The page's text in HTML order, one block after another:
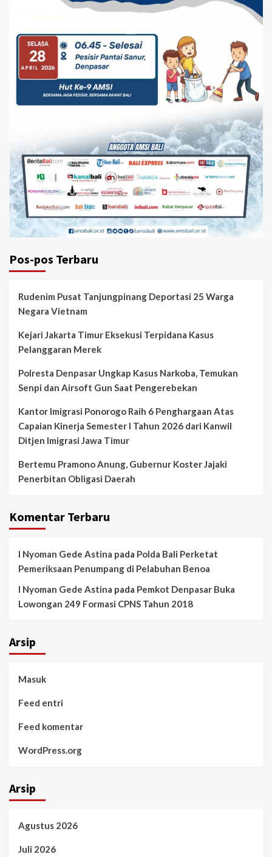
Pos-pos Terbaru
Rudenim Pusat Tanjungpinang Deportasi 25 Warga
Negara Vietnam
Kejari Jakarta Timur Eksekusi Terpidana Kasus
Pelanggaran Merek
Polresta Denpasar Ungkap Kasus Narkoba, Temukan
Senpi dan Airsoft Gun Saat Pengerebekan
Kantor Imigrasi Ponorogo Raih 6 Penghargaan Atas
Capaian Kinerja Semester I Tahun 2026 dari Kanwil
Ditjen Imigrasi Jawa Timur
Bertemu Pramono Anung, Gubernur Koster Jajaki
Penerbitan Obligasi Daerah
Komentar Terbaru
I Nyoman Gede Astina pada Polda Bali Perketat
Pemeriksaan Penumpang di Pelabuhan Benoa
I Nyoman Gede Astina pada Pemkot Denpasar Buka
Lowongan 249 Formasi CPNS Tahun 2018
Arsip
Masuk
Feed entri
Feed komentar
WordPress.org
Arsip
Agustus 2026
Juli 2026